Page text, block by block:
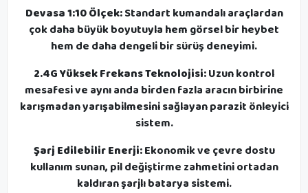
Devasa 1:10 Ölçek:Standart kumandalı araçlardan
çok daha büyük boyutuyla hem görsel bir heybet
hem de daha dengeli bir sürüş deneyimi.
2.4G Yüksek Frekans Teknolojisi:Uzun kontrol
mesafesi ve aynı anda birden fazla aracın birbirine
karışmadan yarışabilmesini sağlayan parazit önleyici
sistem.
Şarj Edilebilir Enerji:Ekonomik ve çevre dostu
kullanım sunan, pil değiştirme zahmetini ortadan
kaldıran şarjlı batarya sistemi.